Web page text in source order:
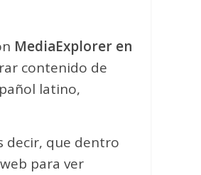
MediaExplorer en
contenido de
latino,
decir, que dentro
para ver